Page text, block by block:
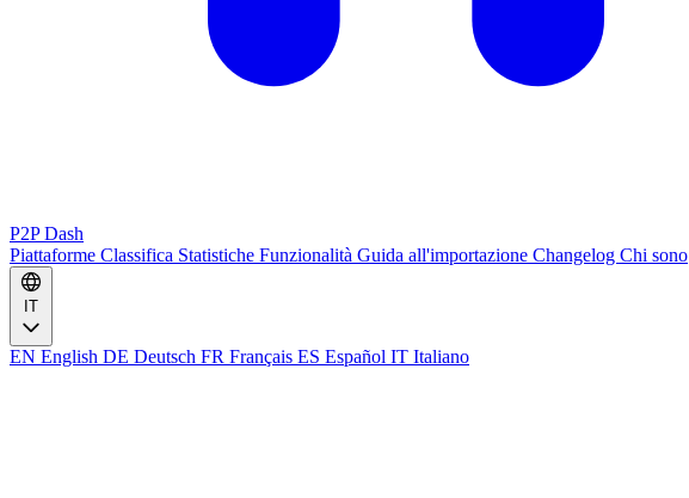
P2P Dash
Piattaforme Classifica Statistiche Funzionalità Guida all'importazione Changelog Chi sono
IT
EN English DE Deutsch FR Français ES Español IT Italiano